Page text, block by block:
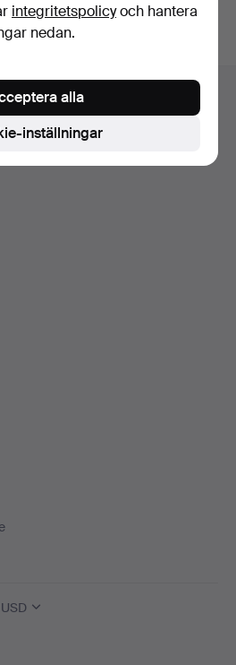
USD
integritetspolicyoch hantera
nedan.
inställningar
alla